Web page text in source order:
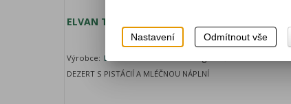
ELVAN Today Snowball 50g (24)
Výrobce: ELVAN
DEZERT S PISTÁCIÍ A MLÉČNOU NÁPLNÍ
Nastavení Odmítnout vše